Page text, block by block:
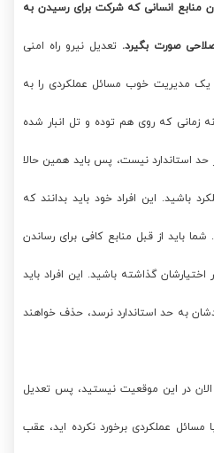
منابع انسانی که شرکت برای رسیدن به
صورت بگیرد. تعدیل نیرو راه امنی
یک مدیریت خوب مسائل عملکردی را به
که روی هم توده و تل انبار شده
حد استاندارد نیست، پس باید همین حالا
باشید. این افراد خود باید بدانند که
باید از قبل منابع کافی برای رساندن
گذاشته باشید. این افراد باید
به حد استاندارد نرسد، حذف خواهند
در این موقعیت نیستید، پس تعدیل
مسائل عملکردی برخورد نکرده اید، عقب